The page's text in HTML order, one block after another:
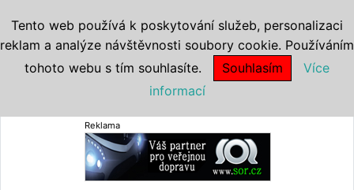
Reklama
Tento web používá k poskytování služeb, personalizaci
reklam a analýze návštěvnosti soubory cookie. Používáním
tohoto webu s tím souhlasíte.
Souhlasím
Více
informací